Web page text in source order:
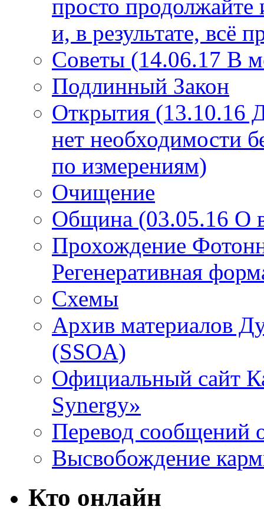
просто продолжайте
и, в результате, всё
Советы (14.06.17 В
Подлинный Закон
Открытия (13.10.16
нет необходимости
по измерениям)
Очищение
Община (03.05.16 О
Прохождение
Регенеративная
Схемы
Архив материалов
(SSOA)
Официальный сайт
Synergy»
Перевод сообщений
Высвобождение
Кто онлайн